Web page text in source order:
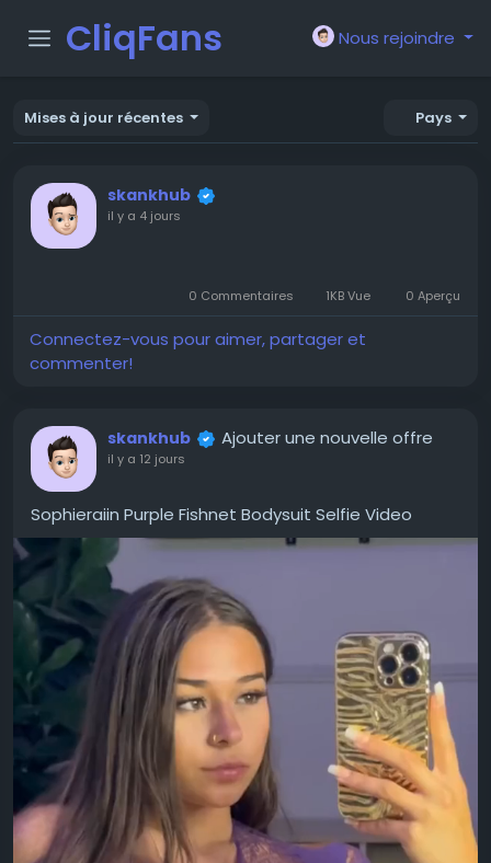
CliqFans Nous rejoindre
Mises à jour récentes Pays
skankhub
il y a 4 jours
Play
0 Commentaires 1KB Vue 0 Aperçu
Connectez-vous pour aimer, partager et
commenter!
skankhub Ajouter une nouvelle offre
il y a 12 jours
Sophieraiin Purple Fishnet Bodysuit Selfie Video